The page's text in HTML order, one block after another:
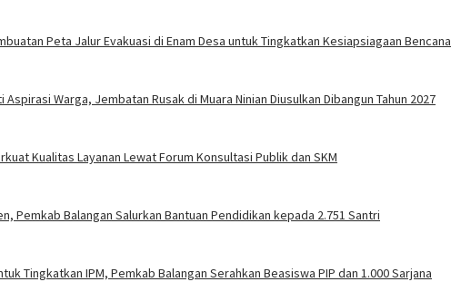
Peta Jalur Evakuasi di Enam Desa untuk Tingkatkan Kesiapsiagaan Bencana
Aspirasi Warga, Jembatan Rusak di Muara Ninian Diusulkan Dibangun Tahun 2027
Kualitas Layanan Lewat Forum Konsultasi Publik dan SKM
Pemkab Balangan Salurkan Bantuan Pendidikan kepada 2.751 Santri
Tingkatkan IPM, Pemkab Balangan Serahkan Beasiswa PIP dan 1.000 Sarjana